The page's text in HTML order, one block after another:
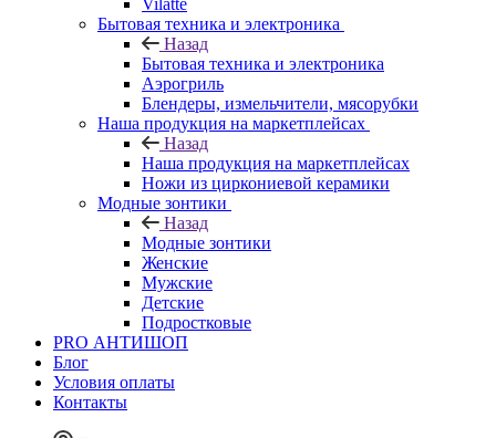
Vilatte
Бытовая техника и электроника
Назад
Бытовая техника и электроника
Аэрогриль
Блендеры, измельчители, мясорубки
Наша продукция на маркетплейсах
Назад
Наша продукция на маркетплейсах
Ножи из циркониевой керамики
Модные зонтики
Назад
Модные зонтики
Женские
Мужские
Детские
Подростковые
PRO АНТИШОП
Блог
Условия оплаты
Контакты